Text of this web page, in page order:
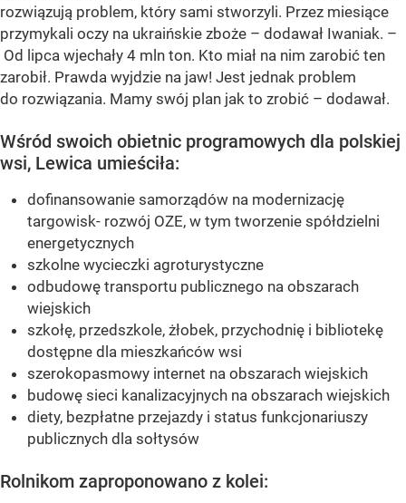
rozwiązują problem, który sami stworzyli. Przez miesiące
przymykali oczy na ukraińskie zboże – dodawał Iwaniak. –
Od lipca wjechały 4 mln ton. Kto miał na nim zarobić ten
zarobił. Prawda wyjdzie na jaw! Jest jednak problem
do rozwiązania. Mamy swój plan jak to zrobić – dodawał.
Wśród swoich obietnic programowych dla polskiej
wsi, Lewica umieściła:
dofinansowanie samorządów na modernizację
targowisk- rozwój OZE, w tym tworzenie spółdzielni
energetycznych
szkolne wycieczki agroturystyczne
odbudowę transportu publicznego na obszarach
wiejskich
szkołę, przedszkole, żłobek, przychodnię i bibliotekę
dostępne dla mieszkańców wsi
szerokopasmowy internet na obszarach wiejskich
budowę sieci kanalizacyjnych na obszarach wiejskich
diety, bezpłatne przejazdy i status funkcjonariuszy
publicznych dla sołtysów
Rolnikom zaproponowano z kolei: